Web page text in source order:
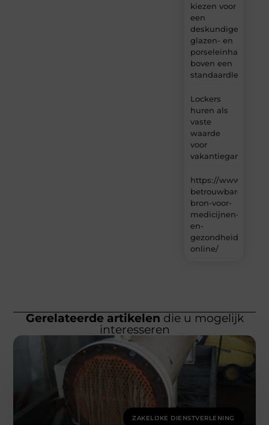
kiezen voor
een
deskundige
glazen- en
porseleinhandelaar
boven een
Lockers
huren als
vaste
waarde
voor
vakantiegangers
https://
betrouwbare-
bron-voor-
medicijnen-
en-
online/
Gerelateerde artikelen die u mogelijk
interesseren
ZAKELIJKE DIENSTVERLENING